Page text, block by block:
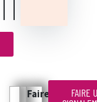
Faire
FAIRE